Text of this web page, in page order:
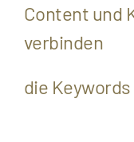
Content und
verbinden
die